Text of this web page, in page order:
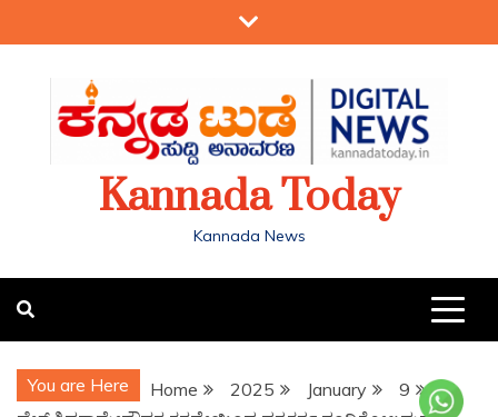
Kannada Today
Kannada News
You are Here Home 2025 January
9